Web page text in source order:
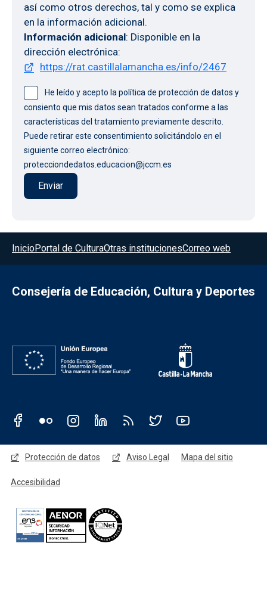
así como otros derechos, tal y como se explica
en la información adicional.
Información adicional: Disponible en la
dirección electrónica:
https://rat.castillalamancha.es/info/2467
He leído y acepto la política de protección de datos y
consiento que mis datos sean tratados conforme a las
características del tratamiento previamente descrito.
Puede retirar este consentimiento solicitándolo en el
siguiente correo electrónico:
protecciondedatos.educacion@jccm.es
Menú del pie
InicioPortal de CulturaOtras institucionesCorreo web
Consejería de Educación, Cultura y Deportes
Redes sociales JCCM
Menú legal
Protección de datos Aviso Legal Mapa del sitio
Accesibilidad